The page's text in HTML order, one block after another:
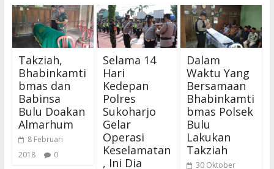
Takziah,
Bhabinkamti
bmas dan
Babinsa
Bulu Doakan
Almarhum
8 Februari
2018
0
Selama 14
Hari
Kedepan
Polres
Sukoharjo
Gelar
Operasi
Keselamatan
, Ini Dia
Dalam
Waktu Yang
Bersamaan
Bhabinkamti
bmas Polsek
Bulu
Lakukan
Takziah
30 Oktober